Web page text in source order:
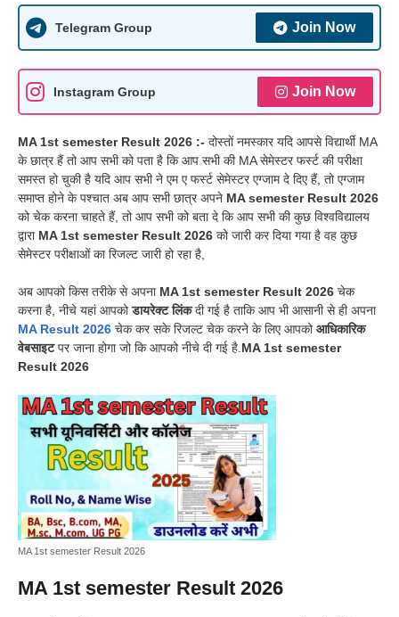
Telegram Group Join Now
Instagram Group Join Now
MA 1st semester Result 2026 :- दोस्तों नमस्कार यदि आपसे विद्यार्थी MA
के छात्र हैं तो आप सभी को पता है कि आप सभी की MA सेमेस्टर फर्स्ट की परीक्षा
समस्त हो चुकी है यदि आप सभी ने एम ए फर्स्ट सेमेस्टर एग्जाम दे दिए हैं, तो एग्जाम
समाप्त होने के पश्चात अब आप सभी छात्र अपने MA semester Result 2026
को चेक करना चाहते हैं, तो आप सभी को बता दे कि आप सभी की कुछ विश्वविद्यालय
द्वारा MA 1st semester Result 2026 को जारी कर दिया गया है वह कुछ
सेमेस्टर परीक्षाओं का रिजल्ट जारी हो रहा है,
अब आपको किस तरीके से अपना MA 1st semester Result 2026 चेक
करना है, नीचे यहां आपकोडायरेक्ट लिंकदी गई है ताकि आप भी आसानी से ही अपना
MA Result 2026 चेक कर सके रिजल्ट चेक करने के लिए आपकोआधिकारिक
वेबसाइटपर जाना होगा जो कि आपको नीचे दी गई है. MA 1st semester
Result 2026
MA 1st semester Result 2026
MA 1st semester Result 2026